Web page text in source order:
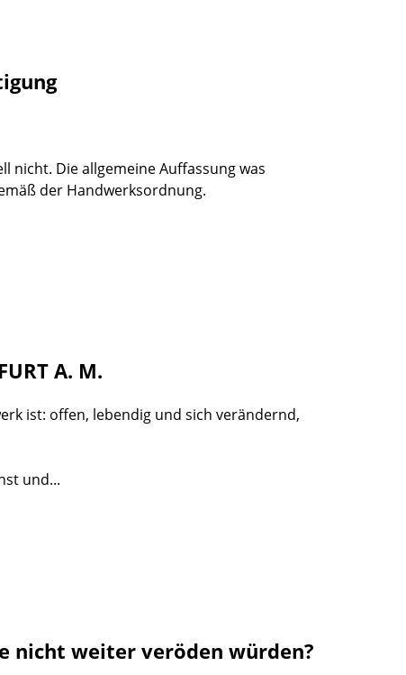
nicht. Die allgemeine Auffassung was
der Handwerksordnung.
A. M.
ist: offen, lebendig und sich verändernd,
und...
nicht weiter veröden würden?